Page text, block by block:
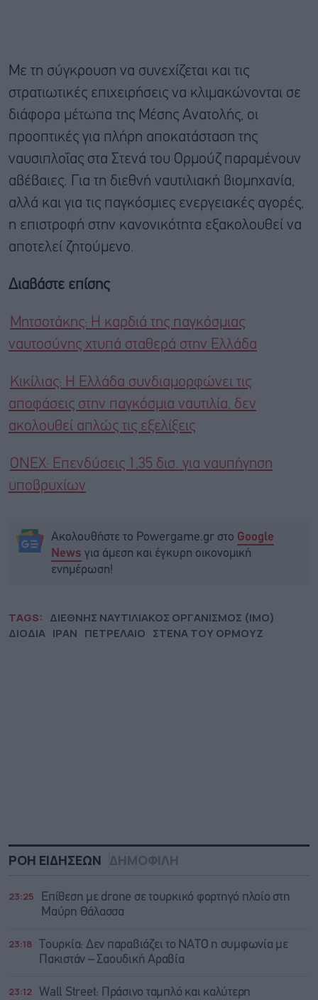
Με τη σύγκρουση να συνεχίζεται και τις
στρατιωτικές επιχειρήσεις να κλιμακώνονται σε
διάφορα μέτωπα της Μέσης Ανατολής, οι
προοπτικές για πλήρη αποκατάσταση της
ναυσιπλοΐας στα Στενά του Ορμούζ παραμένουν
αβέβαιες. Για τη διεθνή ναυτιλιακή βιομηχανία,
αλλά και για τις παγκόσμιες ενεργειακές αγορές,
η επιστροφή στην κανονικότητα εξακολουθεί να
αποτελεί ζητούμενο.
Διαβάστε επίσης
Μητσοτάκης: H καρδιά της παγκόσμιας
ναυτοσύνης χτυπά σταθερά στην Ελλάδα
Κικίλιας: Η Ελλάδα συνδιαμορφώνει τις
αποφάσεις στην παγκόσμια ναυτιλία, δεν
ακολουθεί απλώς τις εξελίξεις
ONEX: Επενδύσεις 1,35 δισ. για ναυπήγηση
υποβρυχίων
Ακολουθήστε το Powergame.gr στο Google
News για άμεση και έγκυρη οικονομική
ενημέρωση!
TAGS: ΔΙΕΘΝΗΣ ΝΑΥΤΙΛΙΑΚΟΣ ΟΡΓΑΝΙΣΜΟΣ (IMO)
ΔΙΟΔΙΑ ΙΡΑΝ ΠΕΤΡΕΛΑΙΟ ΣΤΕΝΑ ΤΟΥ ΟΡΜΟΥΖ
ΡΟΗ ΕΙΔΗΣΕΩΝ ΔΗΜΟΦΙΛΗ
23:25
Επίθεση με drone σε τουρκικό φορτηγό πλοίο στη
Μαύρη Θάλασσα
23:18
Τουρκία: Δεν παραβιάζει το ΝΑΤΟ η συμφωνία με
Πακιστάν – Σαουδική Αραβία
23:12 Wall Street: Πράσινο ταμπλό και καλύτερη